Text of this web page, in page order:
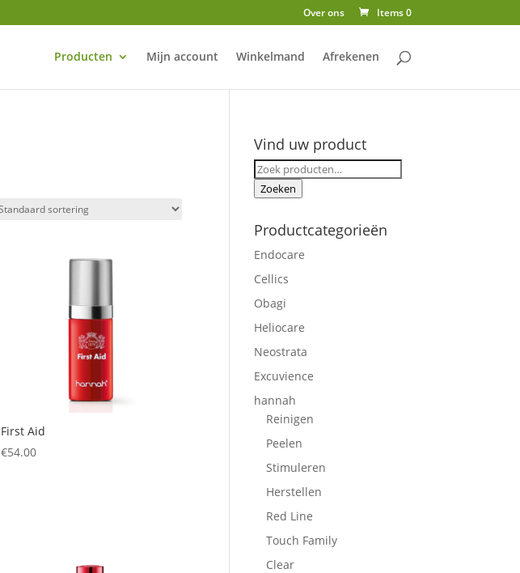
Over ons Items 0
Producten Mijn account Winkelmand Afrekenen
First Aid
€54.00
Vind uw product
Zoeken
naar:
Zoeken
Productcategorieën
Endocare
Cellics
Obagi
Heliocare
Neostrata
Excuvience
hannah
Reinigen
Peelen
Stimuleren
Herstellen
Red Line
Touch Family
Clear